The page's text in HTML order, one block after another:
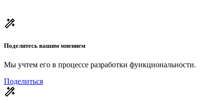
Поделитесь вашим мнением
Мы учтем его в процессе разработки функциональности.
Поделиться